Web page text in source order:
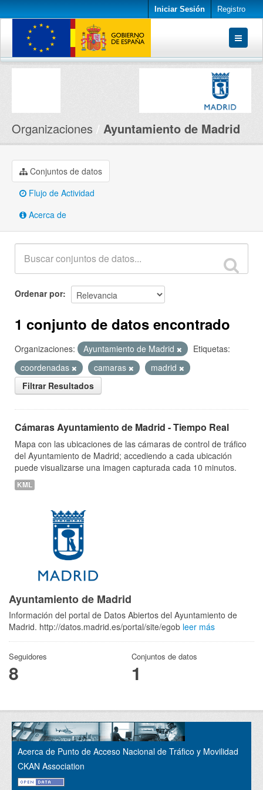
Iniciar Sesión Registro
Conjuntos de datos
Organizaciones Ayuntamiento de Madrid
Conjuntos de datos
Flujo de Actividad
Acerca de
Ordenar por
1 conjunto de datos encontrado
Organizaciones: Ayuntamiento de Madrid
Etiquetas:
coordenadas
camaras
madrid
Filtrar Resultados
Cámaras Ayuntamiento de Madrid - Tiempo Real
Mapa con las ubicaciones de las cámaras de control de tráfico
del Ayuntamiento de Madrid; accediendo a cada ubicación
puede visualizarse una imagen capturada cada 10 minutos.
KML
Ayuntamiento de Madrid
Información del portal de Datos Abiertos del Ayuntamiento de
Madrid. http://datos.madrid.es/portal/site/egob leer más
Seguidores
8
Conjuntos de datos
1
Acerca de Punto de Acceso Nacional de Tráfico y Movilidad
CKAN Association